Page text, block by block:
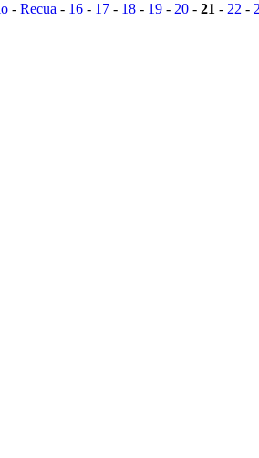
- Recua - 16 - 17 - 18 - 19 - 20 - 21 - 22 -